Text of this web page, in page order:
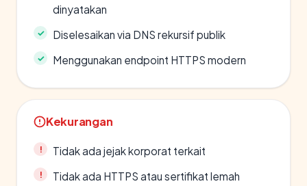
dinyatakan
Diselesaikan via DNS rekursif publik
Menggunakan endpoint HTTPS modern
Kekurangan
Tidak ada jejak korporat terkait
Tidak ada HTTPS atau sertifikat lemah